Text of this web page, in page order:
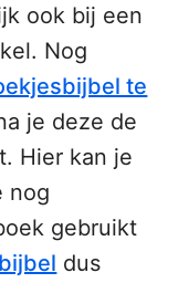
ook bij een
Nog
te
je deze de
Hier kan je
nog
gebruikt
dus